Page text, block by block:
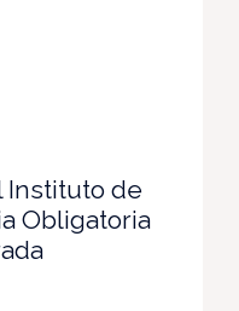
Instituto de
Obligatoria